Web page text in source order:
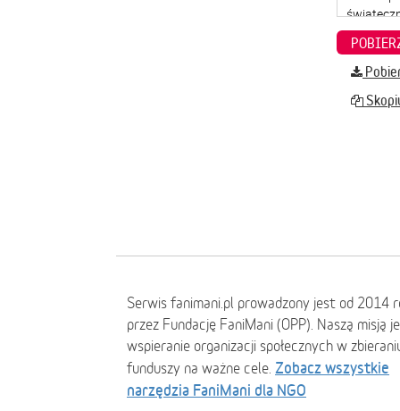
Serwis fanimani.pl prowadzony jest od 2014
przez Fundację FaniMani (OPP). Naszą misją
wspieranie organizacji społecznych w
funduszy na ważne cele. Zobacz wszystkie
narzędzia FaniMani dla NGO